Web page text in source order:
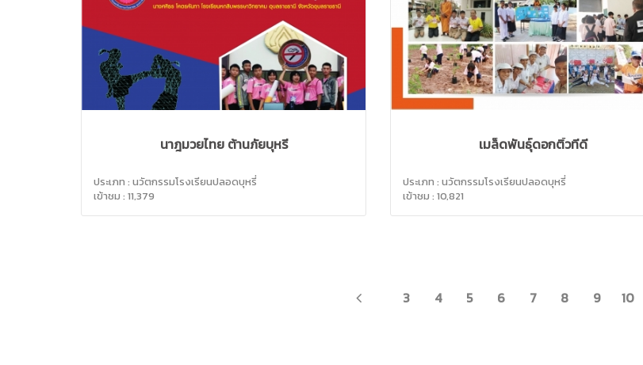
นาฎมวยไทย ต้านภัยบุหรี่
ประเภท : นวัตกรรมโรงเรียนปลอดบุหรี่
เข้าชม : 11,379
เมล็ดพันธุ์ดอกติ้วที่ดี
ประเภท : นวัตกรรมโรงเรียนปลอดบุหรี่
เข้าชม : 10,821
PREV 3 4 5 6 7 8 9 10